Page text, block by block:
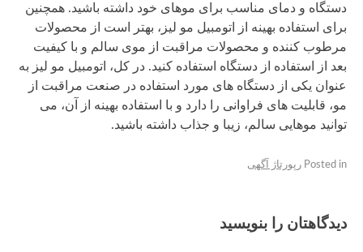
دستگاه و دمای مناسب برای موهای خود داشته باشید. همچنین
برای استفاده بهینه از اتومبیل مو لیز، بهتر است از محصولات
مرطوب کننده و محصولات مراقبت از موی سالم و با کیفیت
بعد از استفاده از دستگاه استفاده کنید. در کل، اتومبیل مو لیز به
عنوان یکی از دستگاه های مورد استفاده در صنعت مراقبت از
مو، قابلیت های فراوانی را دارد و با استفاده بهینه از آن، می
توانید موهایی سالم، زیبا و جذاب داشته باشید.
Posted in رپورتاژ آگهی
دیدگاهتان را بنویسید